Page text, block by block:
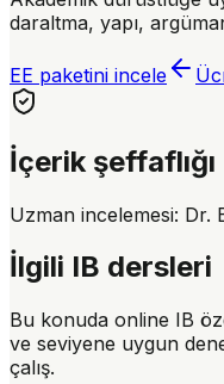
daraltma, yapı,
EE paketini incele
İçerik şeffaflığı
Uzman incelemesi: Dr.
İlgili IB dersleri
Bu konuda online IB
ve seviyene uygun
çalış.